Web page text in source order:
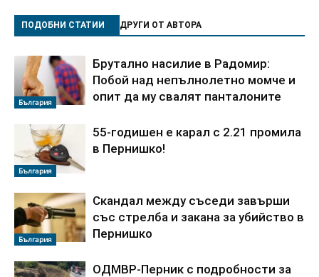
ПОДОБНИ СТАТИИ ДРУГИ ОТ АВТОРА
България
Брутално насилие в Радомир:
Побой над непълнолетно момче и
опит да му свалят панталоните
България
55-годишен е карал с 2.21 промила
в Пернишко!
България
Скандал между съседи завърши
със стрелба и закана за убийство в
Пернишко
ОДМВР-Перник с подробности за